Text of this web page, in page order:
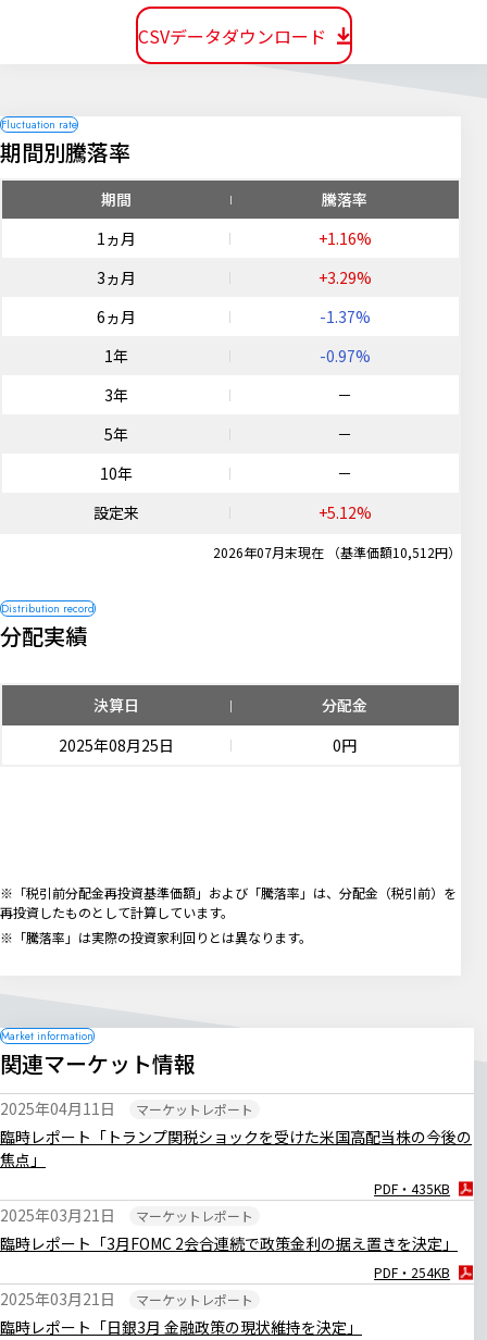
CSVデータダウンロード
期間別騰落率
期間
騰落率
1ヵ月
+1.16%
3ヵ月
+3.29%
6ヵ月
-1.37%
1年
-0.97%
3年
－
5年
－
10年
－
設定来
+5.12%
2026年07月末現在 （基準価額10,512円）
分配実績
決算日
分配金
2025年08月25日
0円
※「税引前分配金再投資基準価額」および「騰落率」は、分配金（税引前）を
再投資したものとして計算しています。
※「騰落率」は実際の投資家利回りとは異なります。
関連マーケット情報
臨時レポート「トランプ関税ショックを受けた米国高配当株の今後の
焦点」
2025年04月11日 マーケットレポート
PDF・435KB
臨時レポート「3月FOMC 2会合連続で政策金利の据え置きを決定」
2025年03月21日 マーケットレポート
PDF・254KB
臨時レポート「日銀3月 金融政策の現状維持を決定」
2025年03月21日 マーケットレポート